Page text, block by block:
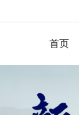
首页